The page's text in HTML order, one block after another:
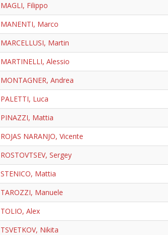
MAGLI, Filippo
MANENTI, Marco
MARCELLUSI, Martin
MARTINELLI, Alessio
MONTAGNER, Andrea
PALETTI, Luca
PINAZZI, Mattia
ROJAS NARANJO, Vicente
ROSTOVTSEV, Sergey
STENICO, Mattia
TAROZZI, Manuele
TOLIO, Alex
TSVETKOV, Nikita